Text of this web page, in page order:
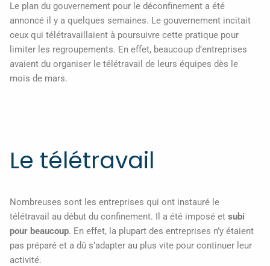
Le plan du gouvernement pour le déconfinement a été
annoncé il y a quelques semaines. Le gouvernement incitait
ceux qui télétravaillaient à poursuivre cette pratique pour
limiter les regroupements. En effet, beaucoup d’entreprises
avaient du organiser le télétravail de leurs équipes dès le
mois de mars.
Le télétravail
Nombreuses sont les entreprises qui ont instauré le
télétravail au début du confinement. Il a été imposé et subi
pour beaucoup. En effet, la plupart des entreprises n’y étaient
pas préparé et a dû s’adapter au plus vite pour continuer leur
activité.